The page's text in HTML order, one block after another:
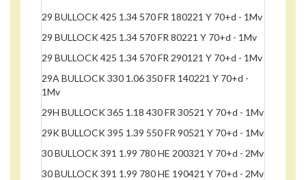
29 BULLOCK 425 1.34 570 FR 180221 Y 70+d - 1Mv
29 BULLOCK 425 1.34 570 FR 80221 Y 70+d - 1Mv
29 BULLOCK 425 1.34 570 FR 290121 Y 70+d - 1Mv
29A BULLOCK 330 1.06 350 FR 140221 Y 70+d -
1Mv
29H BULLOCK 365 1.18 430 FR 30521 Y 70+d - 1Mv
29K BULLOCK 395 1.39 550 FR 90521 Y 70+d - 1Mv
30 BULLOCK 391 1.99 780 HE 200321 Y 70+d - 2Mv
30 BULLOCK 391 1.99 780 HE 190421 Y 70+d - 2Mv